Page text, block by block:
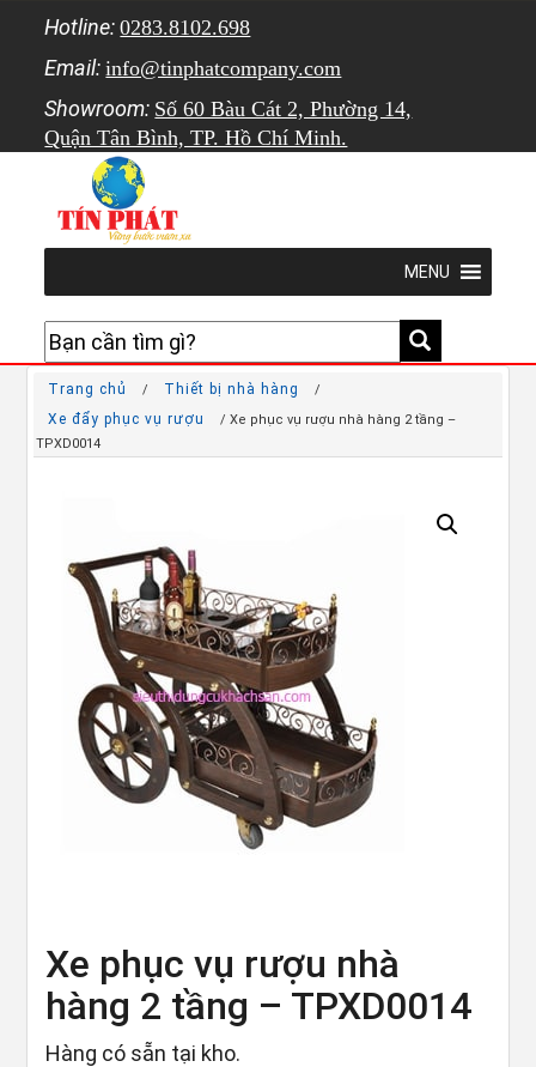
Hotline: 0283.8102.698
Email: info@tinphatcompany.com
Showroom: Số 60 Bàu Cát 2, Phường 14,
Quận Tân Bình, TP. Hồ Chí Minh.
MENU
Trang chủ / Thiết bị nhà hàng /
Xe đẩy phục vụ rượu
/ Xe phục vụ rượu nhà hàng 2 tầng –
TPXD0014
Xe phục vụ rượu nhà
hàng 2 tầng – TPXD0014
Hàng có sẵn tại kho.